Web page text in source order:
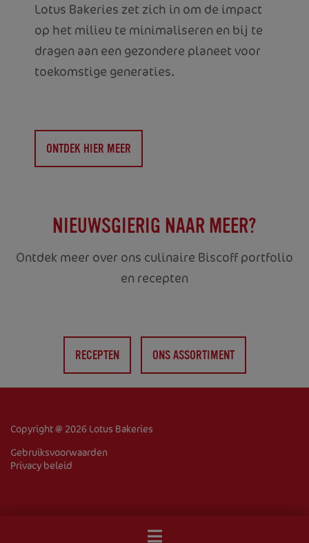
OVER ONS
PRODUCTEN
RECEPTEN
Lotus Bakeries zet zich in om de impact
op het milieu te minimaliseren en bij te
dragen aan een gezondere planeet voor
toekomstige generaties.
ONTDEK HIER MEER
NIEUWSGIERIG NAAR MEER?
Ontdek meer over ons culinaire Biscoff portfolio
en recepten
RECEPTEN ONS ASSORTIMENT
Copyright @ 2026 Lotus Bakeries
Gebruiksvoorwaarden
Privacy beleid